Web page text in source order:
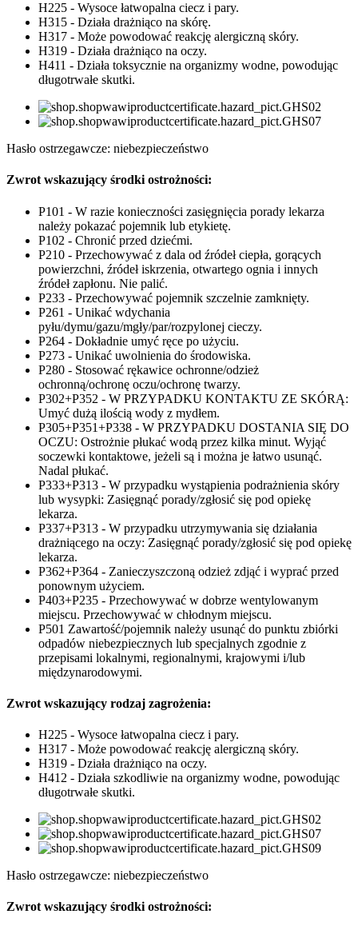
H225 - Wysoce łatwopalna ciecz i pary.
H315 - Działa drażniąco na skórę.
H317 - Może powodować reakcję alergiczną skóry.
H319 - Działa drażniąco na oczy.
H411 - Działa toksycznie na organizmy wodne, powodując
długotrwałe skutki.
Hasło ostrzegawcze: niebezpieczeństwo
Zwrot wskazujący środki ostrożności:
P101 - W razie konieczności zasięgnięcia porady lekarza
należy pokazać pojemnik lub etykietę.
P102 - Chronić przed dziećmi.
P210 - Przechowywać z dala od źródeł ciepła, gorących
powierzchni, źródeł iskrzenia, otwartego ognia i innych
źródeł zapłonu. Nie palić.
P233 - Przechowywać pojemnik szczelnie zamknięty.
P261 - Unikać wdychania
pyłu/dymu/gazu/mgły/par/rozpylonej cieczy.
P264 - Dokładnie umyć ręce po użyciu.
P273 - Unikać uwolnienia do środowiska.
P280 - Stosować rękawice ochronne/odzież
ochronną/ochronę oczu/ochronę twarzy.
P302+P352 - W PRZYPADKU KONTAKTU ZE SKÓRĄ:
Umyć dużą ilością wody z mydłem.
P305+P351+P338 - W PRZYPADKU DOSTANIA SIĘ DO
OCZU: Ostrożnie płukać wodą przez kilka minut. Wyjąć
soczewki kontaktowe, jeżeli są i można je łatwo usunąć.
Nadal płukać.
P333+P313 - W przypadku wystąpienia podrażnienia skóry
lub wysypki: Zasięgnąć porady/zgłosić się pod opiekę
lekarza.
P337+P313 - W przypadku utrzymywania się działania
drażniącego na oczy: Zasięgnąć porady/zgłosić się pod opiekę
lekarza.
P362+P364 - Zanieczyszczoną odzież zdjąć i wyprać przed
ponownym użyciem.
P403+P235 - Przechowywać w dobrze wentylowanym
miejscu. Przechowywać w chłodnym miejscu.
P501 Zawartość/pojemnik należy usunąć do punktu zbiórki
odpadów niebezpiecznych lub specjalnych zgodnie z
przepisami lokalnymi, regionalnymi, krajowymi i/lub
międzynarodowymi.
Zwrot wskazujący rodzaj zagrożenia:
H225 - Wysoce łatwopalna ciecz i pary.
H317 - Może powodować reakcję alergiczną skóry.
H319 - Działa drażniąco na oczy.
H412 - Działa szkodliwie na organizmy wodne, powodując
długotrwałe skutki.
Hasło ostrzegawcze: niebezpieczeństwo
Zwrot wskazujący środki ostrożności: